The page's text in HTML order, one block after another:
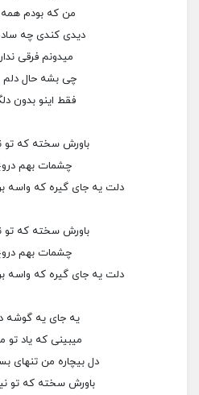
من که بودم همه
دیدی کندی چه
میدونم فرقی
چی بشه حال
فقط اینو بدون
باورش سخته که تو
چشمات بهم
دلت یه جای گیره که واسه
باورش سخته که تو
چشمات بهم
دلت یه جای گیره که واسه
یه جای یه گوشه
میبینی که یاد تو
دل بیچاره من تنهای
باورش سخته که تو